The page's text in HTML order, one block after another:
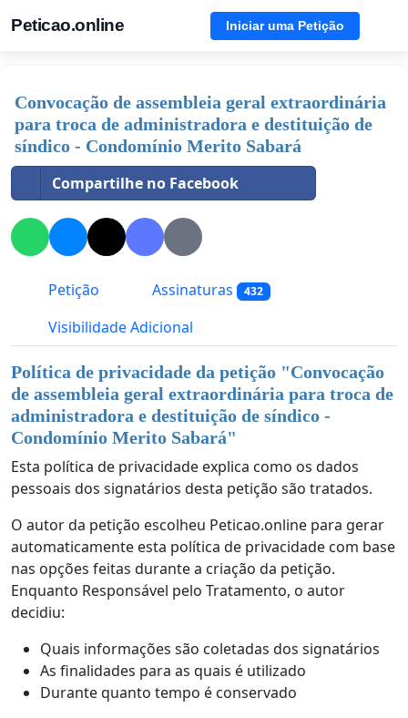
Peticao.online Iniciar uma Petição
Convocação de assembleia geral extraordinária
para troca de administradora e destituição de
síndico - Condomínio Merito Sabará
Compartilhe no Facebook
Petição Assinaturas 432
Visibilidade Adicional
Política de privacidade da petição "Convocação
de assembleia geral extraordinária para troca de
administradora e destituição de síndico -
Condomínio Merito Sabará"
Esta política de privacidade explica como os dados
pessoais dos signatários desta petição são tratados.
O autor da petição escolheu Peticao.online para gerar
automaticamente esta política de privacidade com base
nas opções feitas durante a criação da petição.
Enquanto Responsável pelo Tratamento, o autor
decidiu:
Quais informações são coletadas dos signatários
As finalidades para as quais é utilizado
Durante quanto tempo é conservado